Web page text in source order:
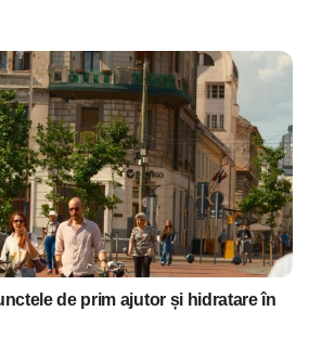
de prim ajutor și hidratare în